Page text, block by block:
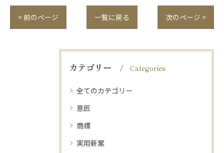
< 前のページ 一覧に戻る 次のページ >
カテゴリー Categories
全てのカテゴリー
意匠
商標
実用新案